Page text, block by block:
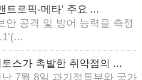
트로픽-메타’ 주요 ...
안 공격 및 방어 능력을 측정
스가 촉발한 취약점의 ...
7월 8일 과기정통부와 국가